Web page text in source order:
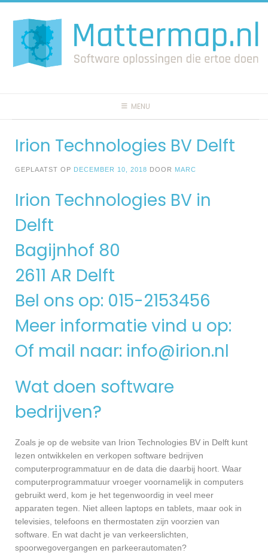
naar
inhoud
MENU
Irion Technologies BV Delft
GEPLAATST OP DECEMBER 10, 2018 DOOR MARC
Irion Technologies BV in
Delft
Bagijnhof 80
2611 AR Delft
Bel ons op: 015-2153456
Meer informatie vind u op:
Of mail naar: info@irion.nl
Wat doen software
bedrijven?
Zoals je op de website van Irion Technologies BV in Delft kunt
lezen ontwikkelen en verkopen software bedrijven
computerprogrammatuur en de data die daarbij hoort. Waar
computerprogrammatuur vroeger voornamelijk in computers
gebruikt werd, kom je het tegenwoordig in veel meer
apparaten tegen. Niet alleen laptops en tablets, maar ook in
televisies, telefoons en thermostaten zijn voorzien van
software. En wat dacht je van verkeerslichten,
spoorwegovergangen en parkeerautomaten?